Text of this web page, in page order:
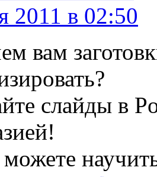
2011 в 02:50
вам
слайды в